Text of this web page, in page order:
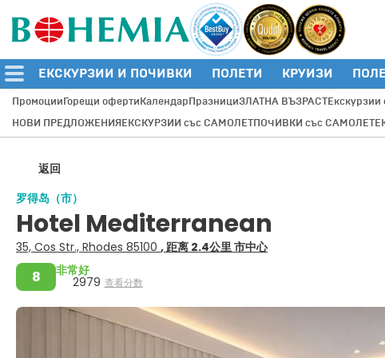
ЕКСКУРЗИИ И ПОЧИВКИ ПОЛЕТИ КРУИЗИ
ПромоцииГорещи офертиКалендарПразнициЗЛАТНА ВЪЗРАСТЕкскурзии
НОВИ ПРЕДЛОЖЕНИЯЕКСКУРЗИИ със САМОЛЕТПОЧИВКИ със САМОЛЕТ
返回
罗得岛（市）
Hotel Mediterranean
35, Cos Str., Rhodes 85100 , 距离 2.4公里 市中心
8 非常好
2979 查看分数